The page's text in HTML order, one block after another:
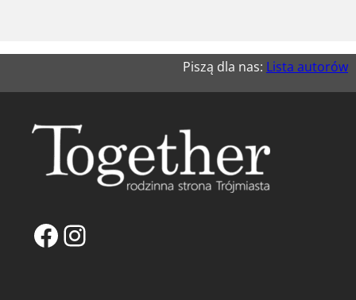
Piszą dla nas: Lista autorów
Facebook
Instagram